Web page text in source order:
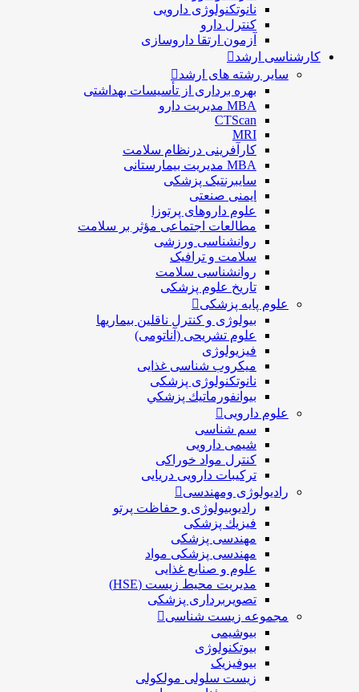
نانوتکنولوژی دارویی
كنترل دارو
آزمون ارتقا داروسازی
کارشناسی ارشد
سایر رشته های ارشد
بهره برداری از تأسیسات بهداشتی
MBA مدیریت دارو
CTScan
MRI
کارآفرینی درنظام سلامت
MBA مدیریت بیمارستانی
سایبرنتیک پزشکی
ایمنی صنعتی
علوم داروهای پرتوزا
مطالعات اجتماعی مؤثر بر سلامت
روانشناسی ورزشی
سلامت و ترافیک
روانشناسی سلامت
تاریخ علوم پزشکی
علوم پایه پزشکی
بیولوژی و کنترل ناقلین بیماریها
علوم تشریحی (آناتومی)
فیزیولوژی
ميكروب شناسی غذایی
نانوتکنولوژی پزشکی
بيوانفورماتيك پزشكي
علوم دارویی
سم شناسی
شیمی دارویی
کنترل مواد خوراکی
ترکیبات دارویی دریایی
رادیولوژی ومهندسی
رادیوبیولوژی و حفاظت پرتو
فيزيك پزشکی
مهندسی پزشکی
مهندسی پزشکی مواد
علوم و صنايع غذایی
مدیریت محیط زیست (HSE)
تصویربرداری پزشکی
مجموعه زیست شناسی
بیوشیمی
بیوتکنولوژی
بیوفیزیک
زیست سلولی مولکولی